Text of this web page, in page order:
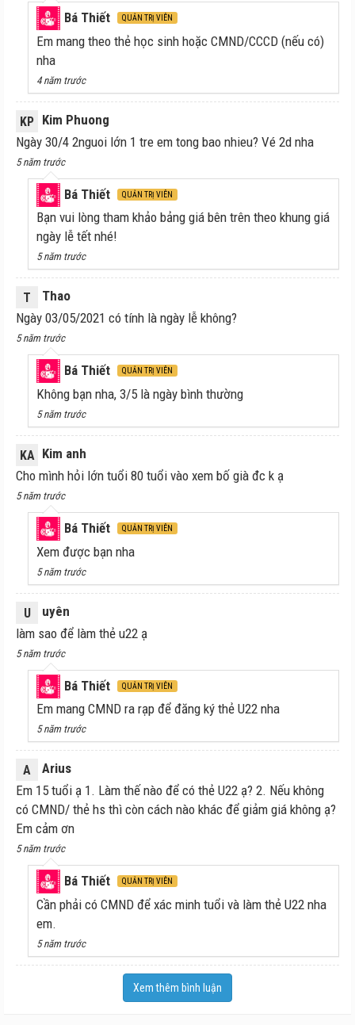
Bá Thiết QUẢN TRỊ VIÊN
Em mang theo thẻ học sinh hoặc CMND/CCCD (nếu có)
nha
4 năm trước
KP Kim Phuong
Ngày 30/4 2nguoi lớn 1 tre em tong bao nhieu? Vé 2d nha
5 năm trước
Bá Thiết QUẢN TRỊ VIÊN
Bạn vui lòng tham khảo bảng giá bên trên theo khung giá
ngày lễ tết nhé!
5 năm trước
T
Thao
Ngày 03/05/2021 có tính là ngày lễ không?
5 năm trước
Bá Thiết QUẢN TRỊ VIÊN
Không bạn nha, 3/5 là ngày bình thường
5 năm trước
KA Kim anh
Cho mình hỏi lớn tuổi 80 tuổi vào xem bố già đc k ạ
5 năm trước
Bá Thiết QUẢN TRỊ VIÊN
Xem được bạn nha
5 năm trước
U
uyên
làm sao để làm thẻ u22 ạ
5 năm trước
Bá Thiết QUẢN TRỊ VIÊN
Em mang CMND ra rạp để đăng ký thẻ U22 nha
5 năm trước
A
Arius
Em 15 tuổi ạ 1. Làm thế nào để có thẻ U22 ạ? 2. Nếu không
có CMND/ thẻ hs thì còn cách nào khác để giảm giá không ạ?
Em cảm ơn
5 năm trước
Bá Thiết QUẢN TRỊ VIÊN
Cần phải có CMND để xác minh tuổi và làm thẻ U22 nha
em.
5 năm trước
Xem thêm bình luận